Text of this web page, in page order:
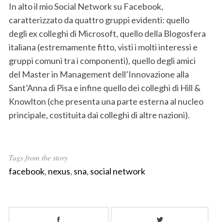
In alto il mio Social Network su Facebook,
caratterizzato da quattro gruppi evidenti: quello
degli ex colleghi di Microsoft, quello della Blogosfera
italiana (estremamente fitto, visti i molti interessi e
gruppi comuni tra i componenti), quello degli amici
del Master in Management dell’Innovazione alla
Sant’Anna di Pisa e infine quello dei colleghi di Hill &
Knowlton (che presenta una parte esterna al nucleo
principale, costituita dai colleghi di altre nazioni).
Tags from the story
facebook, nexus, sna, social network
a